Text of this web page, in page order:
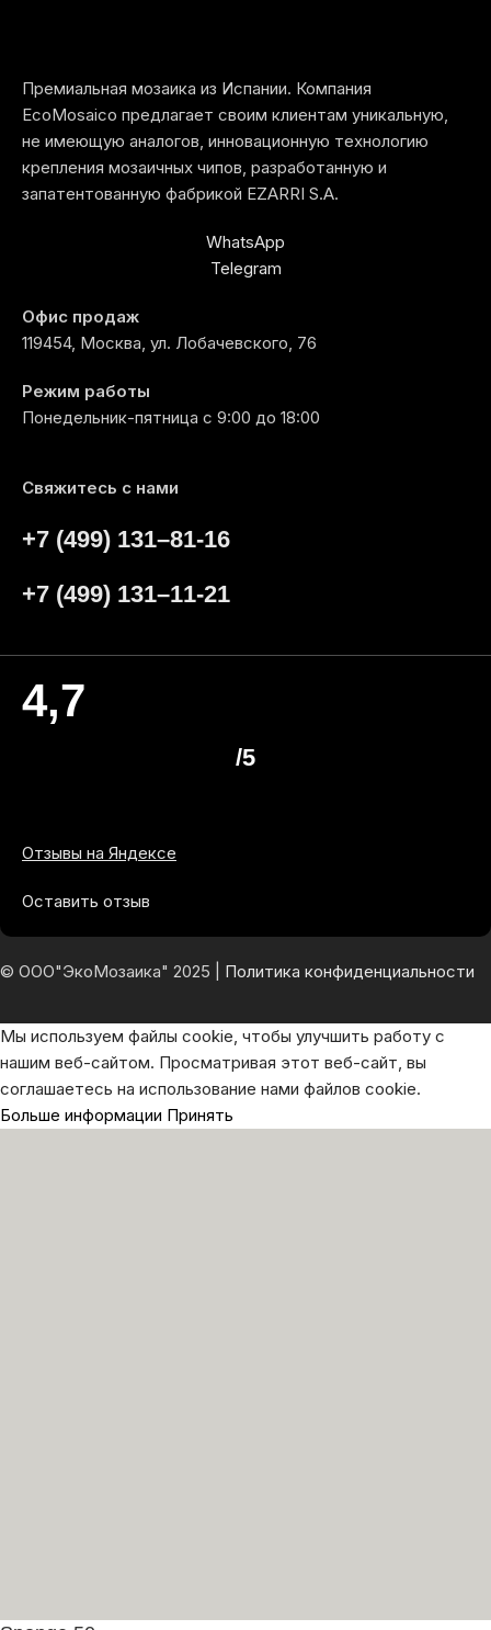
Премиальная мозаика из Испании. Компания
EcoMosaico предлагает своим клиентам уникальную,
не имеющую аналогов, инновационную технологию
крепления мозаичных чипов, разработанную и
запатентованную фабрикой EZARRI S.A.
WhatsApp
Telegram
Офис продаж
119454, Москва, ул. Лобачевского, 76
Режим работы
Понедельник-пятница с 9:00 до 18:00
Свяжитесь с нами
+7 (499) 131–81-16
+7 (499) 131–11-21
4,7
/5
Отзывы на Яндексе
Оставить отзыв
© ООО"ЭкоМозаика" 2025 | Политика конфиденциальности
Мы используем файлы cookie, чтобы улучшить работу с
нашим веб-сайтом. Просматривая этот веб-сайт, вы
соглашаетесь на использование нами файлов cookie.
Больше информации Принять